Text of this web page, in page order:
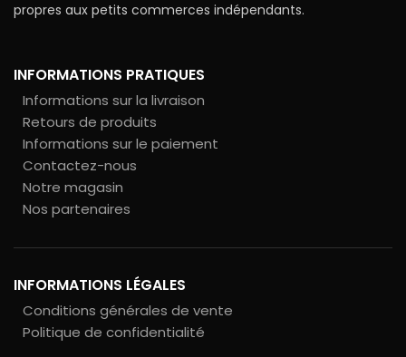
propres aux petits commerces indépendants.
INFORMATIONS PRATIQUES
Informations sur la livraison
Retours de produits
Informations sur le paiement
Contactez-nous
Notre magasin
Nos partenaires
INFORMATIONS LÉGALES
Conditions générales de vente
Politique de confidentialité